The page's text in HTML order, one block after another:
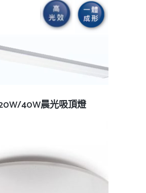
查看內容
40W晨光吸頂燈